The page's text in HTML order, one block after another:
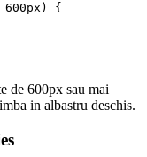
600px) {
de 600px sau mai
in albastru deschis.